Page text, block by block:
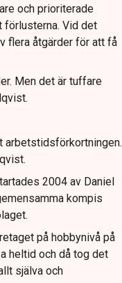
och prioriterade
förlusterna. Vid det
flera åtgärder för att få
Men det är tuffare
arbetstidsförkortningen.
2004 av Daniel
kompis
på hobbynivå på
heltid och då tog det
själva och